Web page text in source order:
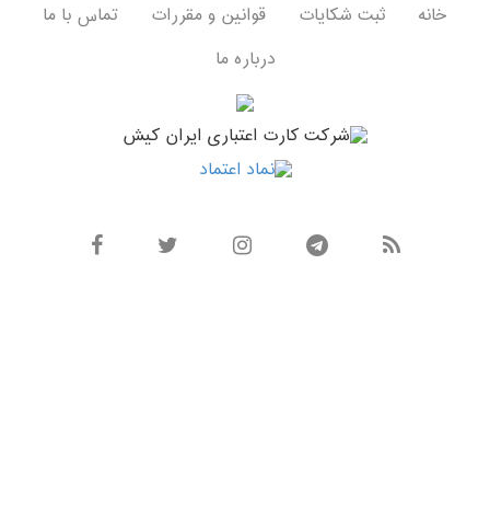
خانه ثبت شکایات قوانین و مقررات
تماس با ما
درباره ما